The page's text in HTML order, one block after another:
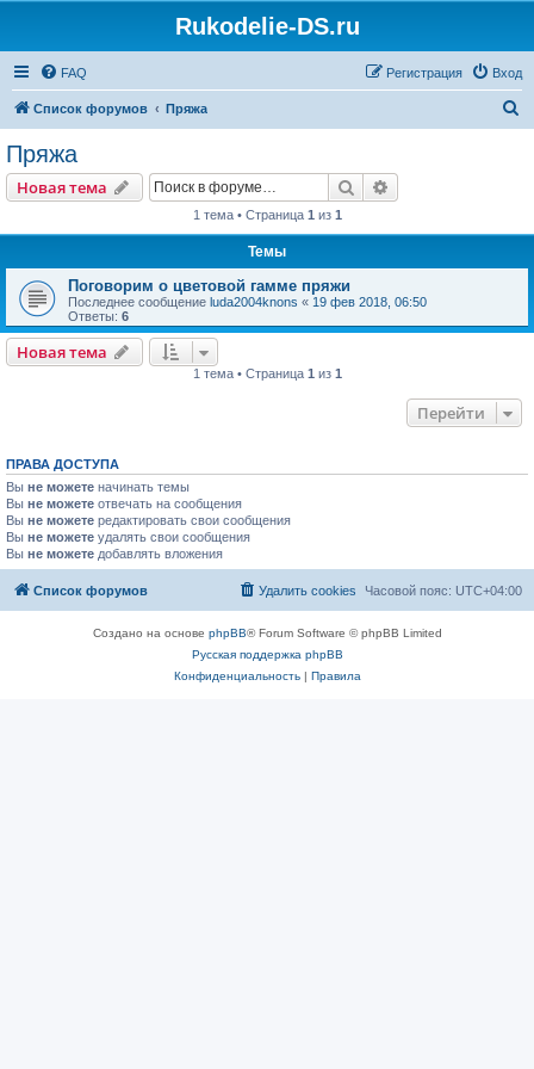
Rukodelie-DS.ru
FAQ Вход
Регистрация
Список форумов Пряжа
Пряжа
Новая тема Поиск
1 тема • Страница 1 из 1
Темы
Поговорим о цветовой гамме пряжи
Последнее сообщение luda2004knons « 19 фев 2018, 06:50
Ответы: 6
Новая тема
1 тема • Страница 1 из 1
Перейти
ПРАВА ДОСТУПА
Вы не можете начинать темы
Вы не можете отвечать на сообщения
Вы не можете редактировать свои сообщения
Вы не можете удалять свои сообщения
Вы не можете добавлять вложения
Список форумов Часовой пояс: UTC+04:00
Удалить cookies
Создано на основе phpBB® Forum Software © phpBB Limited
Русская поддержка phpBB
Конфиденциальность| Правила